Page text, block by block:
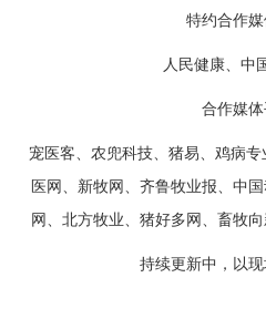
特约合作
人民健康、中
合作媒
宠医客、农兜科技、猪易、鸡病
医网、新牧网、齐鲁牧业报、中
网、北方牧业、猪好多网、畜牧
持续更新中，以现